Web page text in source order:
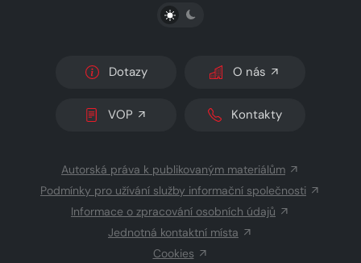
PŘEPNOUT SVĚTLÝ/TMAVÝ REŽIM
Dotazy O nás
VOP Kontakty
Autorská práva k publikovaným materiálům
Podmínky pro užívání služby informační společnosti
Informace o zpracování osobních údajů
Jednotná kontaktní místa
Cookies